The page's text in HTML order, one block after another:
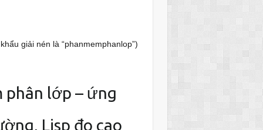
giải nén là “phanmemphanlop”)
phân lớp – ứng
Lisp đo cao